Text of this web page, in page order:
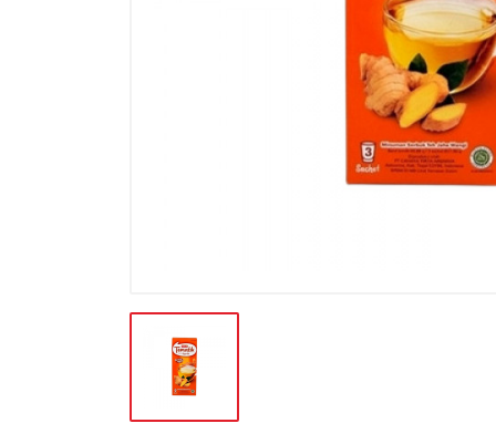
KEBUTUHAN HOTEL-RESTO